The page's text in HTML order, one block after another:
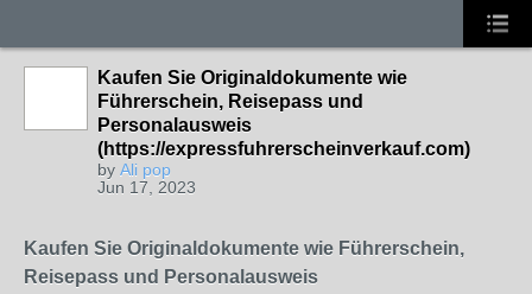
Kaufen Sie Originaldokumente wie
Führerschein, Reisepass und
Personalausweis
(https://expressfuhrerscheinverkauf.com)
by Ali pop
Jun 17, 2023
Kaufen Sie Originaldokumente wie Führerschein,
Reisepass und Personalausweis